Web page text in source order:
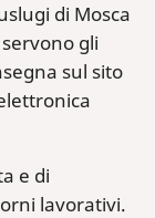
di Mosca
gli
sul sito
e di
lavorativi.